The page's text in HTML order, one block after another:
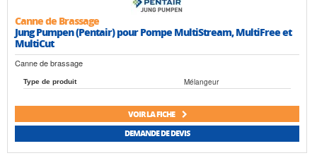
Canne de Brassage
Jung Pumpen (Pentair) pour Pompe MultiStream, MultiFree et
MultiCut
Canne de brassage
Type de produit Mélangeur
VOIR LA FICHE
DEMANDE DE DEVIS